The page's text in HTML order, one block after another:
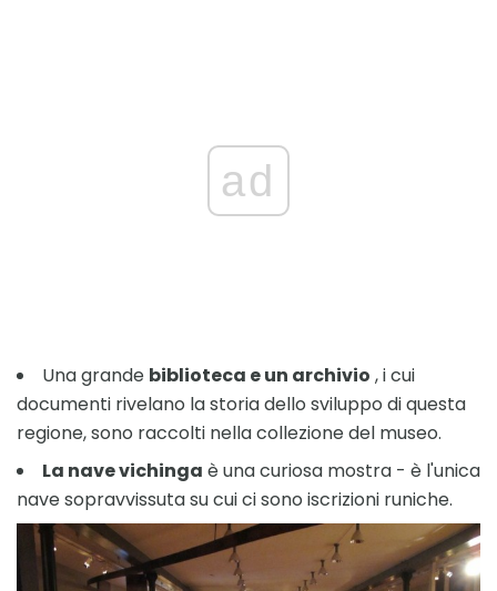
ad
Una grande biblioteca e un archivio , i cui
documenti rivelano la storia dello sviluppo di questa
regione, sono raccolti nella collezione del museo.
La nave vichinga è una curiosa mostra - è l'unica
nave sopravvissuta su cui ci sono iscrizioni runiche.